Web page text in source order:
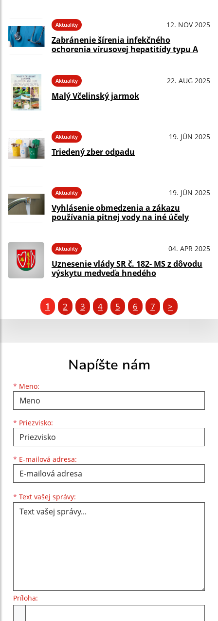
Aktuality 12. NOV 2025
Zabránenie šírenia infekčného
ochorenia vírusovej hepatitídy typu A
Aktuality 22. AUG 2025
Malý Včelinský jarmok
Aktuality 19. JÚN 2025
Triedený zber odpadu
Aktuality 19. JÚN 2025
Vyhlásenie obmedzenia a zákazu
používania pitnej vody na iné účely
Aktuality 04. APR 2025
Uznesenie vlády SR č. 182- MS z dôvodu
výskytu medveďa hnedého
1 2 3 4 5 6 7 >
Napíšte nám
* Meno:
Meno
* Priezvisko:
Priezvisko
* E-mailová adresa:
E-mailová adresa
* Text vašej správy:
Príloha: